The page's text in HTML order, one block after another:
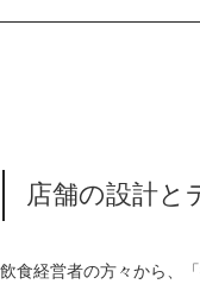
店舗の設計と
飲食経営者の方々から、